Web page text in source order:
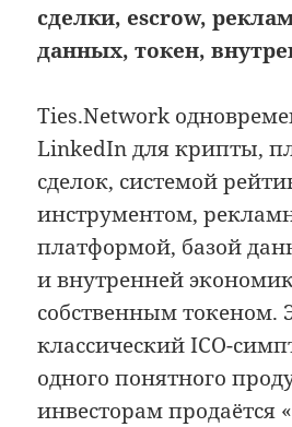
сделки, escrow,
данных, токен,
Ties.Network
LinkedIn для крипты,
сделок, системой
инструментом,
платформой, базой
и внутренней
собственным токеном.
классический ICO-
одного понятного
инвесторам продаётся